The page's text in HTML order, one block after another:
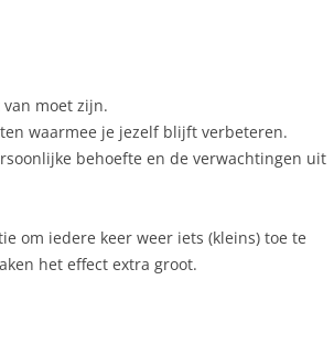
moet zijn.
waarmee je jezelf blijft verbeteren.
behoefte en de verwachtingen uit
om iedere keer weer iets (kleins) toe te
het effect extra groot.